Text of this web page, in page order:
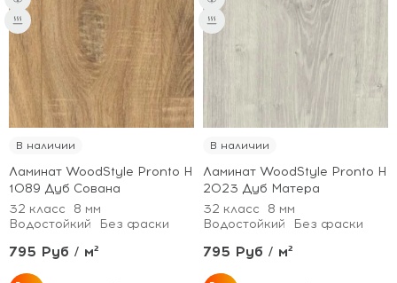
В наличии
Ламинат WoodStyle Pronto H
1089 Дуб Сована
32 класс
8 мм
Водостойкий
Без фаски
795 Руб / м²
В наличии
Ламинат WoodStyle Pronto H
2023 Дуб Матера
32 класс
8 мм
Водостойкий
Без фаски
795 Руб / м²